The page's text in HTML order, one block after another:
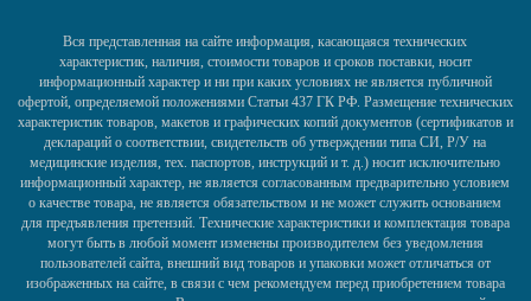
Вся представленная на сайте информация, касающаяся технических
характеристик, наличия, стоимости товаров и сроков поставки, носит
информационный характер и ни при каких условиях не является публичной
офертой, определяемой положениями Статьи 437 ГК РФ. Размещение технических
характеристик товаров, макетов и графических копий документов (сертификатов и
деклараций о соответствии, свидетельств об утверждении типа СИ, Р/У на
медицинские изделия, тех. паспортов, инструкций и т. д.) носит исключительно
информационный характер, не является согласованным предварительно условием
о качестве товара, не является обязательством и не может служить основанием
для предъявления претензий. Технические характеристики и комплектация товара
могут быть в любой момент изменены производителем без уведомления
пользователей сайта, внешний вид товаров и упаковки может отличаться от
изображенных на сайте, в связи с чем рекомендуем перед приобретением товара